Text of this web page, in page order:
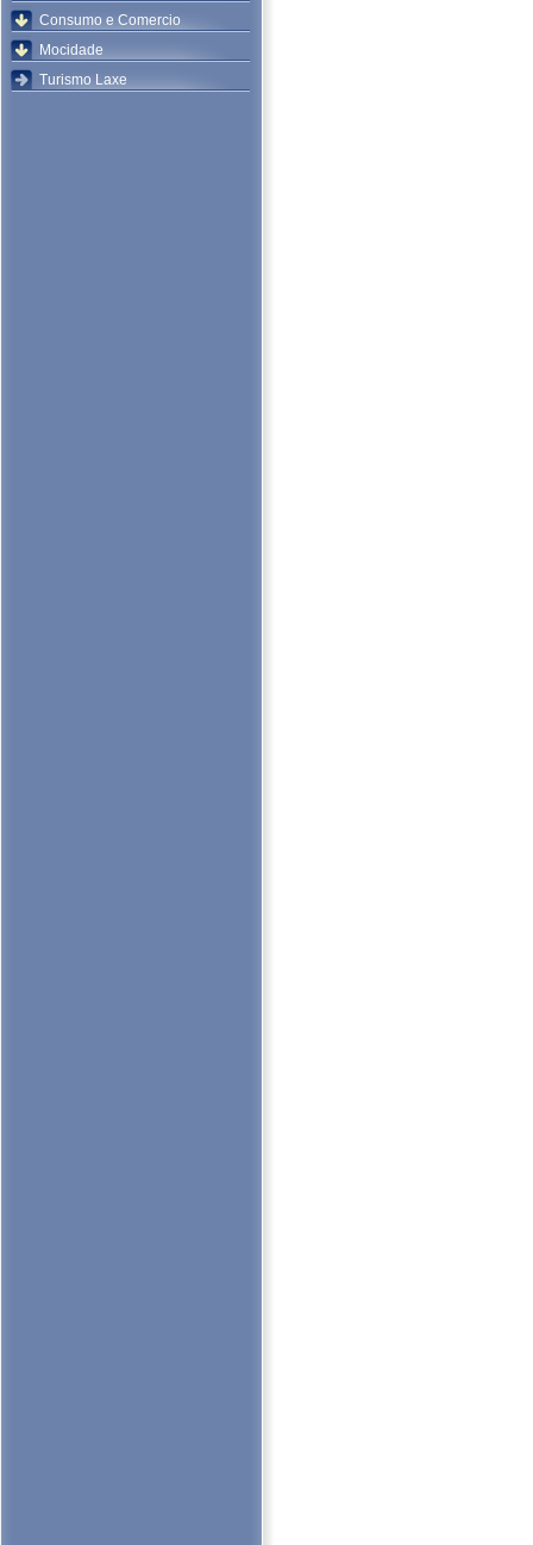
Consumo e Comercio
Mocidade
Turismo Laxe